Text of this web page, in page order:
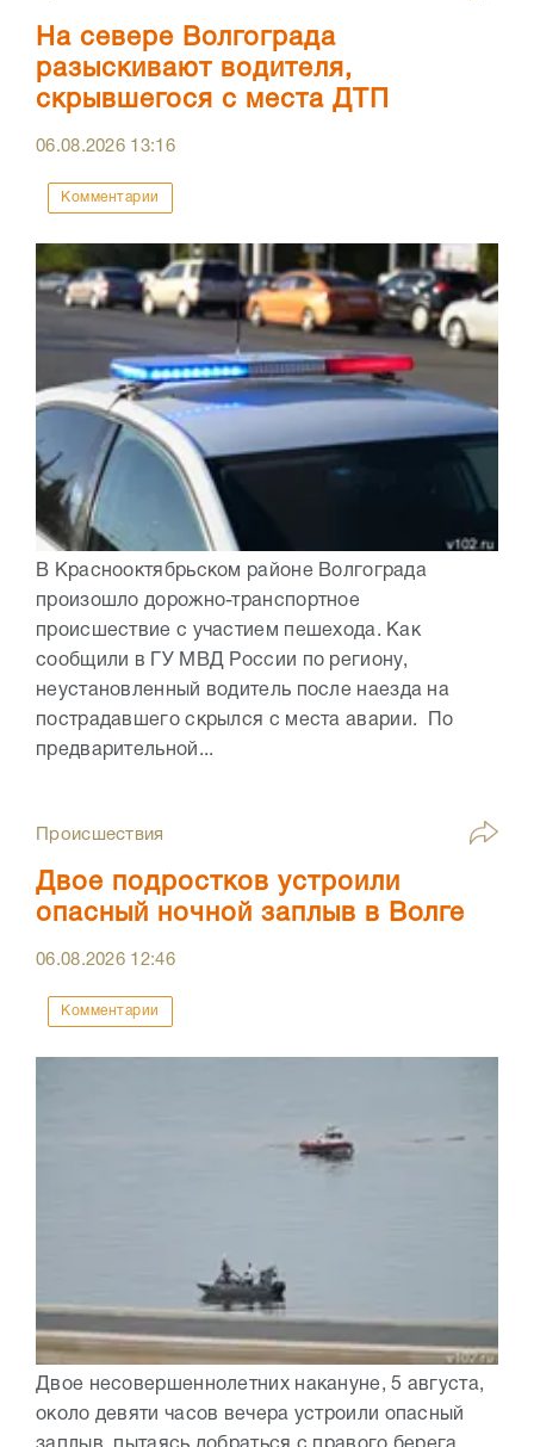
На севере Волгограда
разыскивают водителя,
скрывшегося с места ДТП
06.08.2026 13:16
Комментарии
В Краснооктябрьском районе Волгограда
произошло дорожно-транспортное
происшествие с участием пешехода. Как
сообщили в ГУ МВД России по региону,
неустановленный водитель после наезда на
пострадавшего скрылся с места аварии. По
предварительной...
Происшествия
Двое подростков устроили
опасный ночной заплыв в Волге
06.08.2026 12:46
Комментарии
Двое несовершеннолетних накануне, 5 августа,
около девяти часов вечера устроили опасный